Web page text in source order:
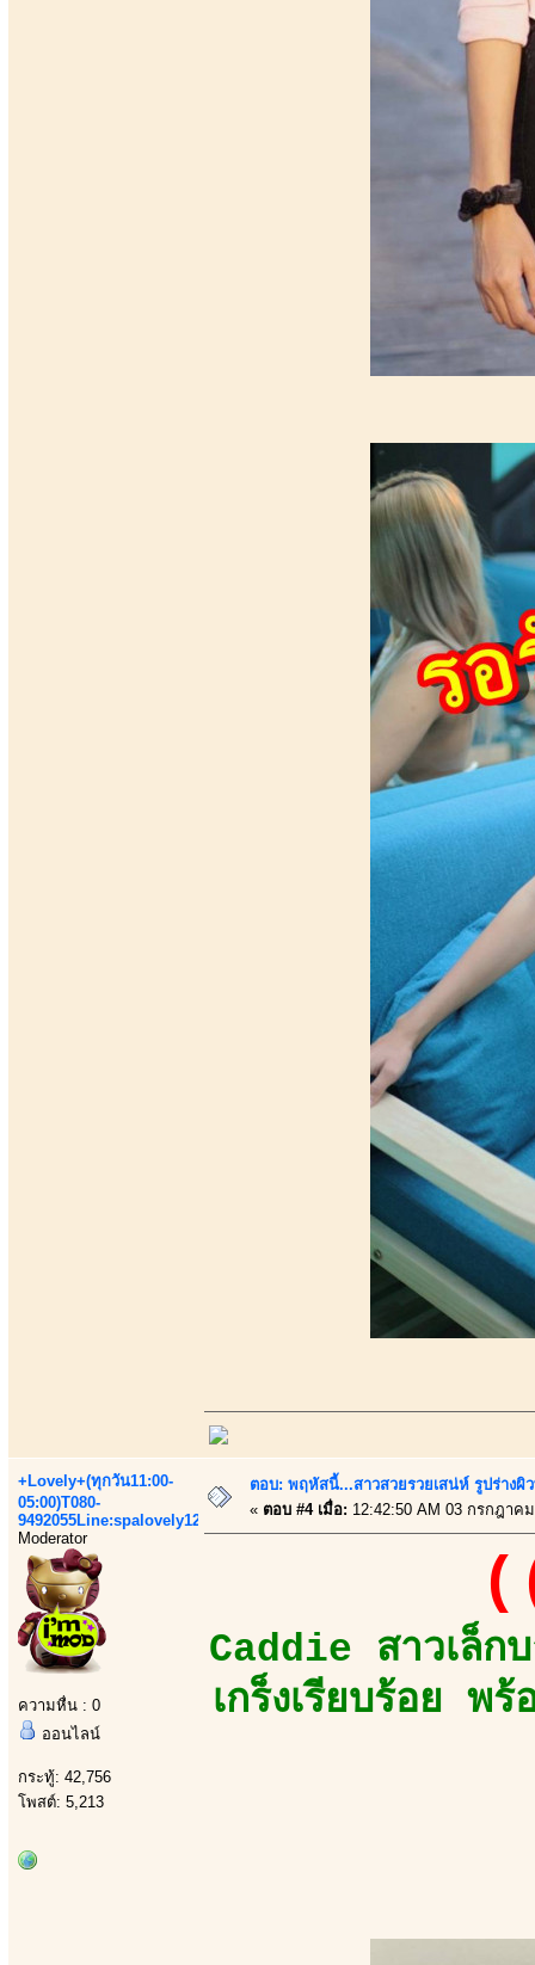
+Lovely+(ทุกวัน11:00-
05:00)T080-
9492055Line:spalovely123
Moderator
ความหื่น : 0
ออนไลน์
กระทู้: 42,756
โพสต์: 5,213
ตอบ: พฤหัสนี้...สาวสวยรวยเสน่ห์ รูปร่างผิ
« ตอบ #4 เมื่อ: 12:42:50 AM 03 กรกฎาค
Caddie สาวเล็ก
เกร็งเรียบร้อย